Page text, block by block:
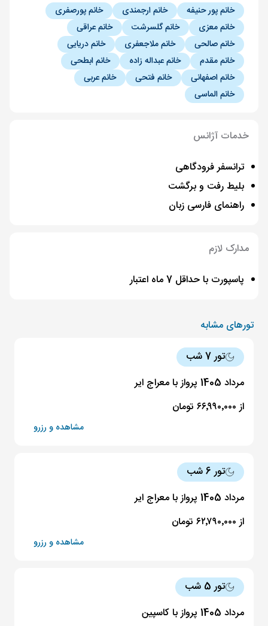
خانم پور حنیفه خانم ارجمندی
خانم پورصفری
خانم معزی
خانم گلسرشت
خانم عراقی
خانم صالحی
خانم ملاجعفری
خانم دریایی
خانم مقدم
خانم عبداله زاده
خانم ابطحی
خانم اصفهانی
خانم فتحی
خانم عربی
خانم الماسی
خدمات آژانس
ترانسفر فرودگاهی
بلیط رفت و برگشت
راهنمای فارسی زبان
مدارک لازم
پاسپورت با حداقل 7 ماه اعتبار
تورهای مشابه
تور 7 شب
مرداد 1405 پرواز با معراج ایر
از ۶۶٬۹۹۰٬۰۰۰ تومان
مشاهده و رزرو
تور 6 شب
مرداد 1405 پرواز با معراج ایر
از ۶۲٬۷۹۰٬۰۰۰ تومان
مشاهده و رزرو
تور 5 شب
مرداد 1405 پرواز با کاسپین